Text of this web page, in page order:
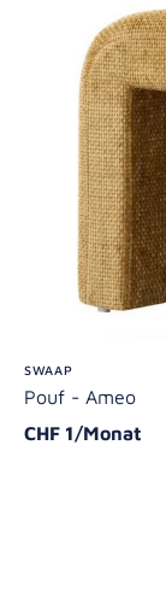
SWAAP
Pouf - Ameo
CHF 1/Monat